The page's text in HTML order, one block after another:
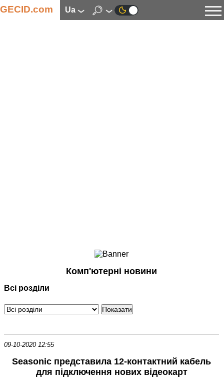
GECID.com ua
Смартфони
Периферія
Програмне забезпечення
Комп'ютерні новини
Всі розділи
09-10-2020 12:55
Seasonic представила 12-контактний кабель
для підключення нових відеокарт